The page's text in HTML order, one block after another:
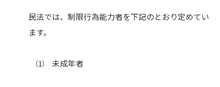
民法では、制限行為能力者を下記のとおり定めてい
ます。
⑴ 未成年者